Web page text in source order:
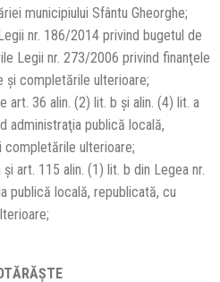
municipiului Sfântu Gheorghe;
nr. 186/2014 privind bugetul de
Legii nr. 273/2006 privind finanţele
şi completările ulterioare;
art. 36 alin. (2) lit. b şi alin. (4) lit. a
administraţia publică locală,
ulterioare;
art. 115 alin. (1) lit. b din Legea nr.
publică locală, republicată, cu